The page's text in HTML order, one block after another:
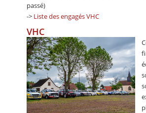
passé)
-> Liste des engagés VHC
VHC